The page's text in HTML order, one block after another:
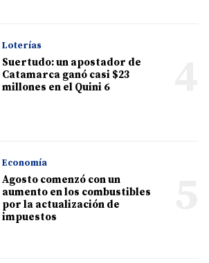
Loterías
Suertudo: un apostador de
Catamarca ganó casi $23
millones en el Quini 6
Economía
Agosto comenzó con un
aumento en los combustibles
por la actualización de
impuestos